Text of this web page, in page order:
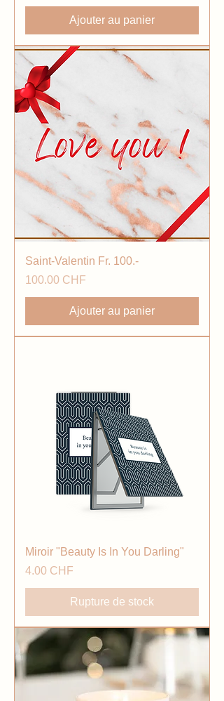
Ajouter au panier
Saint-Valentin Fr. 100.-
Prix
100.00 CHF
Ajouter au panier
Miroir "Beauty Is In You Darling"
Prix
4.00 CHF
Rupture de stock